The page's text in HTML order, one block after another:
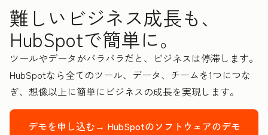
難しいビジネス成長も、
HubSpotで簡単に。
ツールやデータがバラバラだと、ビジネスは停滞します。
HubSpotなら全てのツール、データ、チームを1つにつな
ぎ、想像以上に簡単にビジネスの成長を実現します。
デモを申し込む→ HubSpotのソフトウェアのデモ